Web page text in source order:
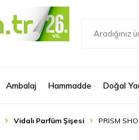
Ambalaj Hammadde Doğal
Vidalı Parfüm Şişesi PRISM